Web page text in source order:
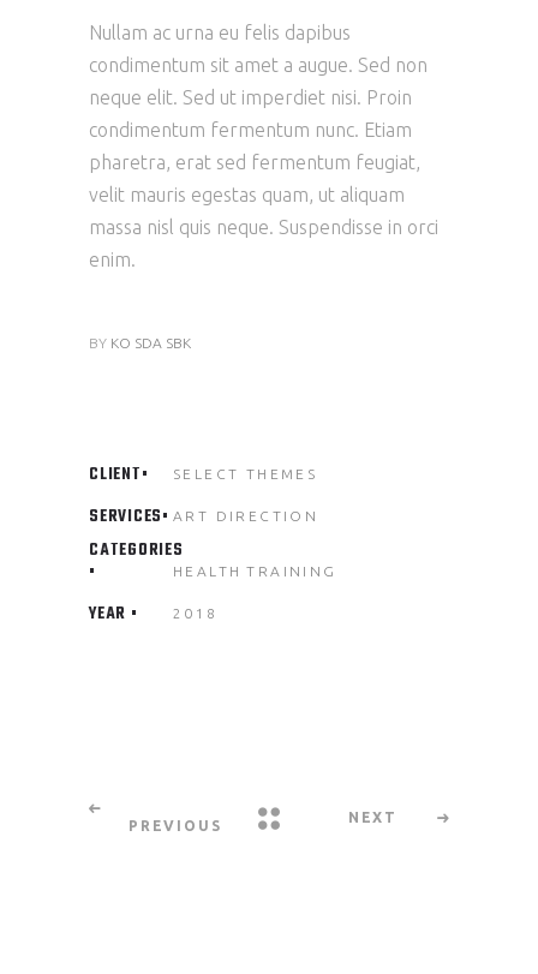
Nullam ac urna eu felis dapibus
condimentum sit amet a augue. Sed non
neque elit. Sed ut imperdiet nisi. Proin
condimentum fermentum nunc. Etiam
pharetra, erat sed fermentum feugiat,
velit mauris egestas quam, ut aliquam
massa nisl quis neque. Suspendisse in orci
enim.
BY KO SDA SBK
CLIENT SELECT THEMES
SERVICES ART DIRECTION
CATEGORIES
HEALTH TRAINING
YEAR 2018
PREVIOUS
NEXT